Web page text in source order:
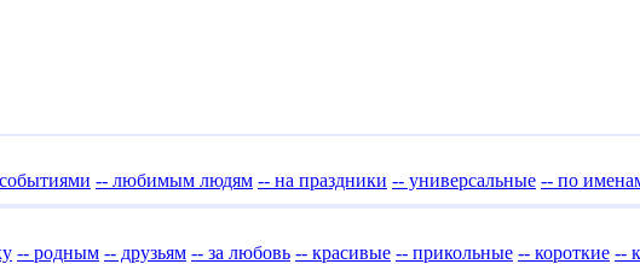
-- любимым людям -- на праздники -- универсальные -- по
-- родным -- друзьям -- за любовь -- красивые -- прикольные -- короткие --